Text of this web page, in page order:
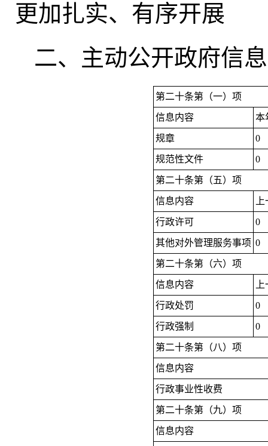
更加扎实、有序开展
二、主动公开政府信
第二十条第（一）项
信息内容 本
规章 0
规范性文件 0
第二十条第（五）项
信息内容
行政许可 0
其他对外管理服务事项 0
第二十条第（六）项
信息内容
行政处罚 0
行政强制 0
第二十条第（八）项
信息内容
行政事业性收费
第二十条第（九）项
信息内容